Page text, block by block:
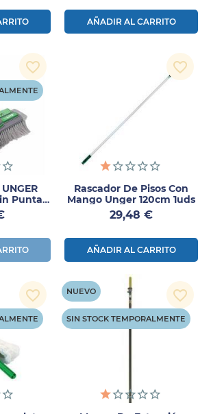
AÑADIR AL CARRITO
Puntas
favorite_border
Rascador De Pisos Con
Mango Unger 120cm 1uds
Precio
29,48 €
AÑADIR AL CARRITO
favorite_border
favorite_border NUEVO
SIN STOCK TEMPORALMENTE
favorite_border